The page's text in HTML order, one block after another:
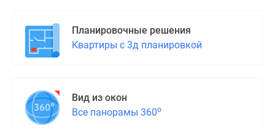
Планировочные решения
Квартиры с 3д планировкой
Вид из окон
Все панорамы 360о